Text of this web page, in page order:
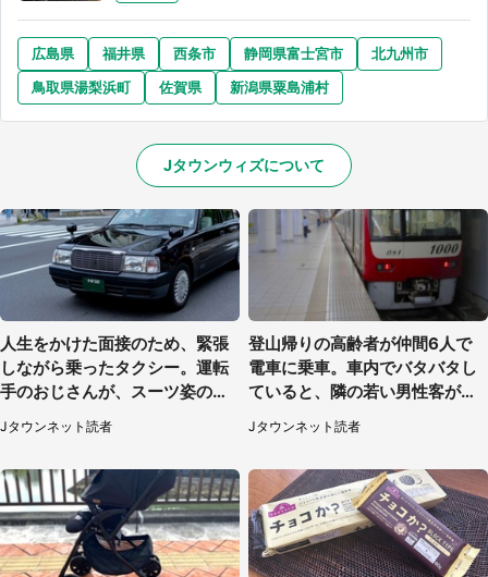
選択する
広島県 福井県 西条市 静岡県富士宮市
北九州市
鳥取県湯梨浜町
佐賀県 新潟県粟島浦村
Jタウンウィズについて
人生をかけた面接のため、緊張
しながら乗ったタクシー。運転
手のおじさんが、スーツ姿の私
を見て...（福岡県・30代女性）
Jタウンネット読者
登山帰りの高齢者が仲間6人で
電車に乗車。車内でバタバタし
ていると、隣の若い男性客が
（神奈川県・70代女性）
Jタウンネット読者